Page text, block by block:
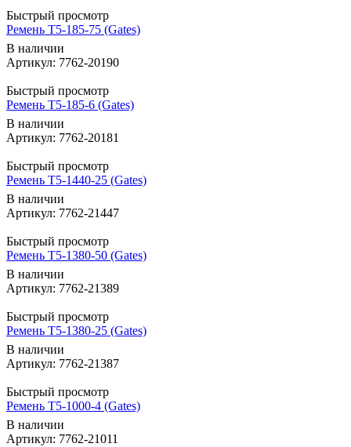
Быстрый просмотр
Ремень T5-185-75 (Gates)
В наличии
Артикул: 7762-20190
Быстрый просмотр
Ремень T5-185-6 (Gates)
В наличии
Артикул: 7762-20181
Быстрый просмотр
Ремень T5-1440-25 (Gates)
В наличии
Артикул: 7762-21447
Быстрый просмотр
Ремень T5-1380-50 (Gates)
В наличии
Артикул: 7762-21389
Быстрый просмотр
Ремень T5-1380-25 (Gates)
В наличии
Артикул: 7762-21387
Быстрый просмотр
Ремень T5-1000-4 (Gates)
В наличии
Артикул: 7762-21011